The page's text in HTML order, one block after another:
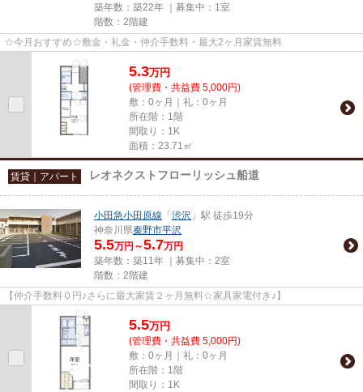
築年数：築22年 ｜募集中： 1室
階数：2階建
☆今月おすすめ☆敷金・礼金・仲介手数料・最大2ヶ月家賃無料
5.3万円
(管理費・共益費 5,000円)
敷：0ヶ月｜礼：0ヶ月
所在階：1階
間取り：1K
面積：23.71㎡
賃貸｜アパート レオネクストフローリッシュ船道
小田急小田原線 「 渋沢 」駅 徒歩19分
神奈川県秦野市平沢
5.5万円～5.7万円
築年数：築11年 ｜募集中： 2室
階数：2階建
【仲介手数料０円♪さらに最大家賃２ヶ月無料☆家具家電付き♪】
5.5万円
(管理費・共益費 5,000円)
敷：0ヶ月｜礼：0ヶ月
所在階：1階
間取り：1K